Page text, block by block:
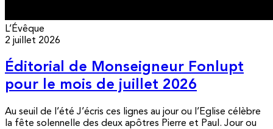
L’Évêque
2 juillet 2026
Éditorial de Monseigneur Fonlupt
pour le mois de juillet 2026
Au seuil de l’été J’écris ces lignes au jour ou l’Eglise célèbre
la fête solennelle des deux apôtres Pierre et Paul. Jour ou